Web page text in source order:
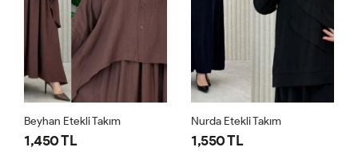
Beyhan Etekli Takım
1,450 TL
Nurda Etekli Takım
1,550 TL